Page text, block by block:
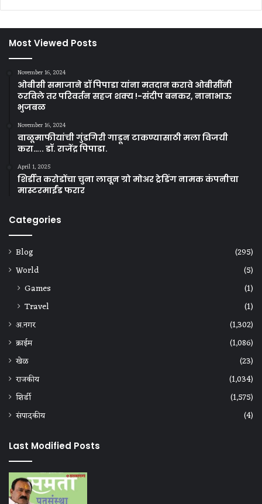
Most Viewed Posts
November 16, 2024
ओबीसी समाजाने डॉ पिपाडा यांना मतदान करावे ओबीसींनी
ठरविले तर परिवर्तन सहज शक्य !-संदीप बनकर, नानाभाऊ
भुजबळ
November 16, 2024
वाळूमाफीयांची गुंडगिरी गाडून टाकण्यासाठी मला विजयी
करा….. डॉ. राजेंद्र पिपाडा.
April 1, 2025
शिर्डीत करोडोंचा चुना लावून ग्रो मोअर ट्रेडिंग नामक कंपनीचा
मास्टरमाईंड फरार
Categories
Blog
(295)
World
(5)
Games
(1)
Travel
(1)
अ.नगर
(1,302)
क्राईम
(1,086)
खेळ
(23)
राजकीय
(1,034)
शिर्डी
(1,575)
संपादकीय
(4)
Last Modified Posts